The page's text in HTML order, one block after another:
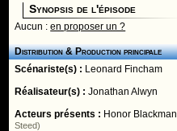
Synopsis de l'épisode
Aucun :en proposer un ?
Distribution & Production principale
Scénariste(s) : Leonard Fincham
Réalisateur(s) :Jonathan Alwyn
Acteurs présents : Honor Blackman
Steed)